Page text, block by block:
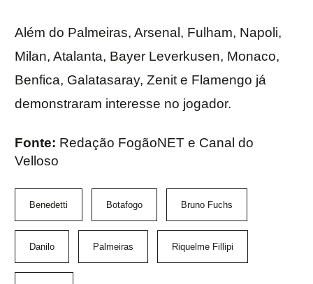
Além do Palmeiras, Arsenal, Fulham, Napoli,
Milan, Atalanta, Bayer Leverkusen, Monaco,
Benfica, Galatasaray, Zenit e Flamengo já
demonstraram interesse no jogador.
Fonte: Redação FogãoNET e Canal do
Velloso
Benedetti Botafogo Bruno Fuchs
Danilo Palmeiras Riquelme Fillipi